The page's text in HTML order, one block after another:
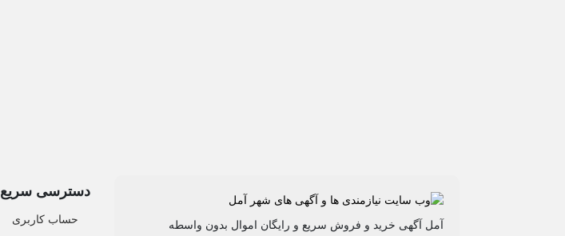
آمل آگهی خرید و فروش سریع و رایگان اموال بدون واسطه
دسترسی سریع
حساب کاربری